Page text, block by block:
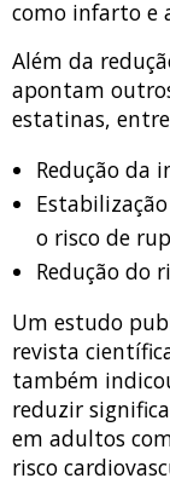
como infarto e
Além da
apontam
estatinas, entre
Redução da
o risco de
Redução do
Um estudo
revista
também
reduzir
em adultos
risco